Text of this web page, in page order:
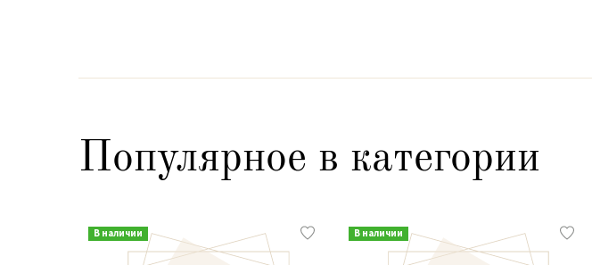
Популярное в категории
В наличии В наличии